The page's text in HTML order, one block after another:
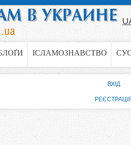
to navigation
ІСЛАМОЗНАВСТВО
ВХІД